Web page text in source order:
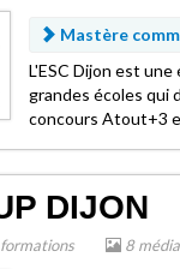
Mastère
L'ESC Dijon est
grandes écoles qui
concours Atout+3
DIJON
8